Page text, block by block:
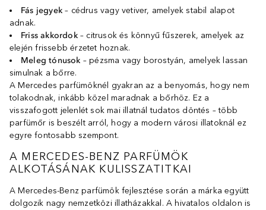
Fás jegyek – cédrus vagy vetiver, amelyek stabil alapot
adnak.
Friss akkordok– citrusok és könnyű fűszerek, amelyek az
elején frissebb érzetet hoznak.
Meleg tónusok – pézsma vagy borostyán, amelyek lassan
simulnak a bőrre.
A Mercedes parfümöknél gyakran az a benyomás, hogy nem
tolakodnak, inkább közel maradnak a bőrhöz. Ez a
visszafogott jelenlét sok mai illatnál tudatos döntés – több
parfümőr is beszélt arról, hogy a modern városi illatoknál ez
egyre fontosabb szempont.
A MERCEDES-BENZ PARFÜMÖK
ALKOTÁSÁNAK KULISSZATITKAI
A Mercedes-Benz parfümök fejlesztése során a márka együtt
dolgozik nagy nemzetközi illatházakkal. A hivatalos oldalon is